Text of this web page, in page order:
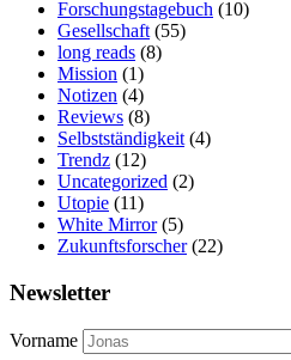
Forschungstagebuch (10)
Gesellschaft (55)
long reads (8)
Mission (1)
Notizen (4)
Reviews (8)
Selbstständigkeit (4)
Trendz (12)
Uncategorized (2)
Utopie (11)
White Mirror(5)
Zukunftsforscher(22)
Newsletter
Vorname